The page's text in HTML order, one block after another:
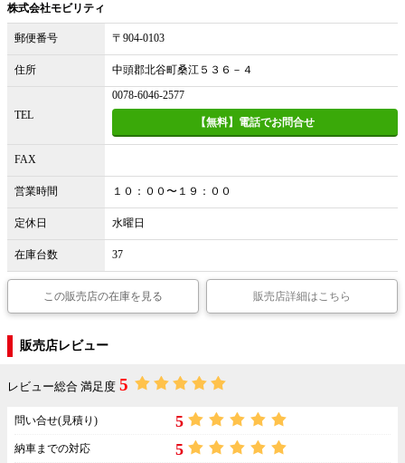
株式会社モビリティ
郵便番号 〒904-0103
住所 中頭郡北谷町桑江５３６－４
TEL
0078-6046-2577
【無料】電話でお問合せ
FAX
営業時間 １０：００〜１９：００
定休日 水曜日
在庫台数 37
この販売店の在庫を見る 販売店詳細はこちら
販売店レビュー
レビュー総合 満足度 5
問い合せ(見積り) 5
納車までの対応 5